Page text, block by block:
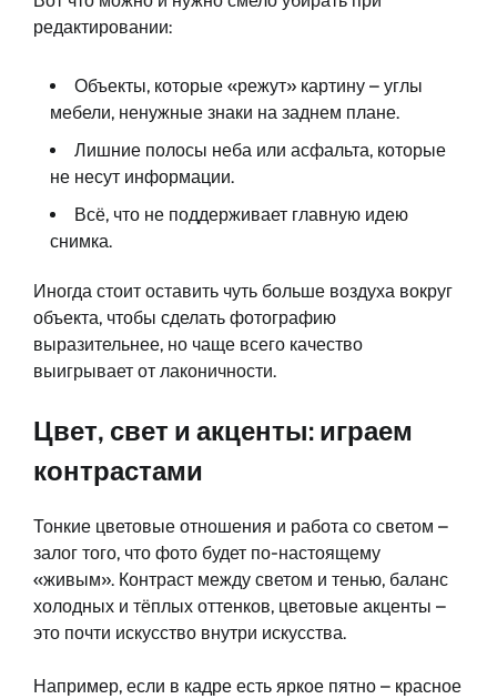
редактировании:
Объекты, которые «режут» картину – углы
мебели, ненужные знаки на заднем плане.
Лишние полосы неба или асфальта, которые
не несут информации.
Всё, что не поддерживает главную идею
снимка.
Иногда стоит оставить чуть больше воздуха вокруг
объекта, чтобы сделать фотографию
выразительнее, но чаще всего качество
выигрывает от лаконичности.
Цвет, свет и акценты: играем
контрастами
Тонкие цветовые отношения и работа со светом –
залог того, что фото будет по-настоящему
«живым». Контраст между светом и тенью, баланс
холодных и тёплых оттенков, цветовые акценты –
это почти искусство внутри искусства.
Например, если в кадре есть яркое пятно – красное